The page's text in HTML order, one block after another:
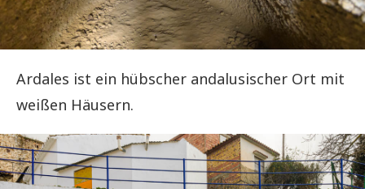
Ardales ist ein hübscher andalusischer Ort mit
weißen Häusern.